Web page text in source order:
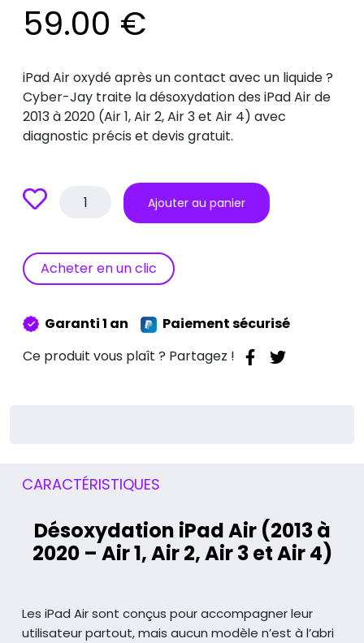
59.00 €
iPad Air oxydé après un contact avec un liquide ?
Cyber-Jay traite la désoxydation des iPad Air de
2013 à 2020 (Air 1, Air 2, Air 3 et Air 4) avec
diagnostic précis et devis gratuit.
quantité
désoxydation
5
Ajouter au panier
Acheter en un clic
Garanti 1 an
Paiement sécurisé
Ce produit vous plaît ? Partagez !
CARACTÉRISTIQUES
Désoxydation iPad Air (2013 à
2020 – Air 1, Air 2, Air 3 et Air 4)
Les iPad Air sont conçus pour accompagner leur
utilisateur partout, mais aucun modèle n’est à l’abri